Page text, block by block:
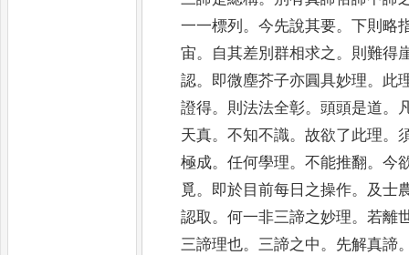
一一標列 。今先說其要。下則略
宙。 自其差別群相求之。 則難得
認。 即微塵芥子亦圓具妙理。 此
證得。 則法法全彰。頭頭是道。
天真。不知不識。故欲了此理。
極成。任何學理。不能推翻。今
覓。 即於目前每日之操作。 及士
認取。何一非三諦之妙理。若離
三諦理也。三諦之中。 先解真諦